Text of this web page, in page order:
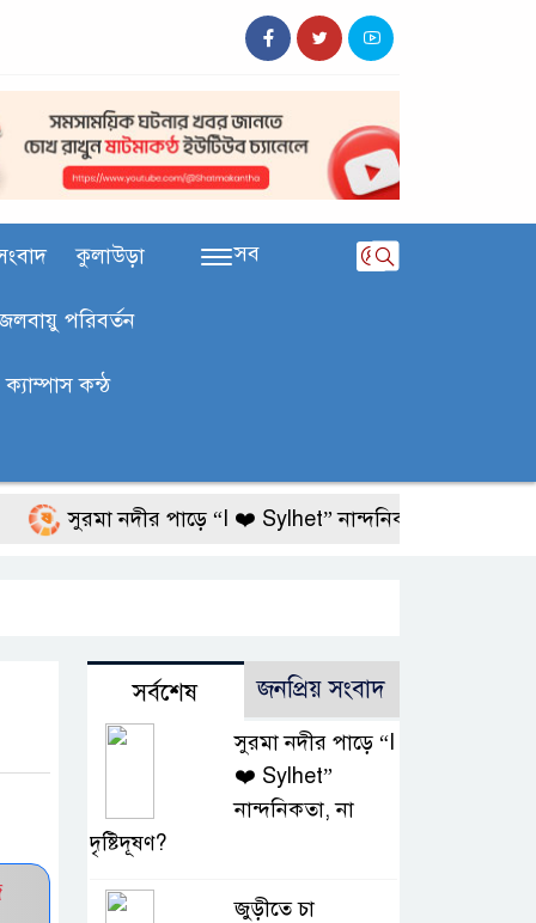
কুলাউড়া
পরিবর্তন
ক‍্যাম্পাস কন্ঠ
সব
সুরমা নদীর পাড়ে “I ❤️ Sylhet” নান্দনিকতা, না দৃষ্টিদূষণ?
সর্বশেষ জনপ্রিয় সংবাদ
সুরমা নদীর পাড়ে “I
❤️ Sylhet”
নান্দনিকতা, না
দৃষ্টিদূষণ?
জুড়ীতে চা